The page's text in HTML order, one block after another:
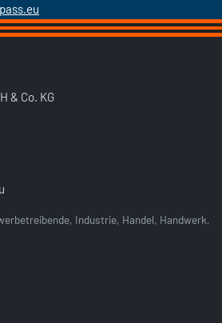
& Co. KG
Industrie, Handel, Handwerk,